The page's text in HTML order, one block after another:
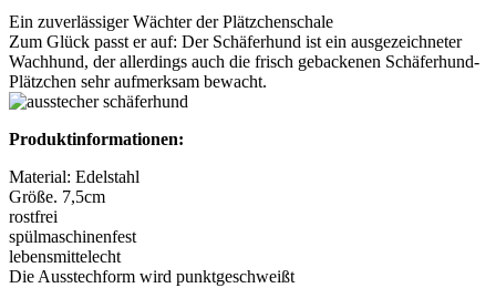
Ein zuverlässiger Wächter der Plätzchenschale
Zum Glück passt er auf: Der Schäferhund ist ein ausgezeichneter
Wachhund, der allerdings auch die frisch gebackenen Schäferhund-
Plätzchen sehr aufmerksam bewacht.
Produktinformationen:
Material: Edelstahl
Größe. 7,5cm
rostfrei
spülmaschinenfest
lebensmittelecht
Die Ausstechform wird punktgeschweißt